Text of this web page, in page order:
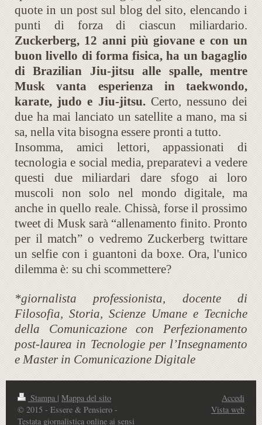
quote in un post sul blog del sito, elencando i
punti di forza di ciascun miliardario.
Zuckerberg, 12 anni più giovane e con un
buon livello di forma fisica, ha un bagaglio
di Brazilian Jiu-jitsu alle spalle, mentre
Musk vanta esperienza in taekwondo,
karate, judo e Jiu-jitsu.Certo, nessuno dei
due ha mai lanciato un satellite a mano, ma si
sa, nella vita bisogna essere pronti a tutto.
Insomma, amici lettori, appassionati di
tecnologia e social media, preparatevi a vedere
questi due miliardari dare sfogo ai loro
muscoli non solo nel mondo digitale, ma
anche in quello reale. Chissà, forse il prossimo
tweet di Musk sarà “allenamento finito. Pronto
per il match” o vedremo Zuckerberg twittare
un selfie con i guantoni da boxe. Ora, l'unico
dilemma è: su chi scommettere?
*giornalista professionista, docente di
Filosofia, Storia, Scienze Umane e Tecniche
della Comunicazione con Perfezionamento
post-laurea in Tecnologie per l’Insegnamento
e Master in Comunicazione Digitale
Stampa | Mappa del sito
© 2015 - Essere & Pensiero -
Testata giornalistica online ai sensi
Accedi
Vista web